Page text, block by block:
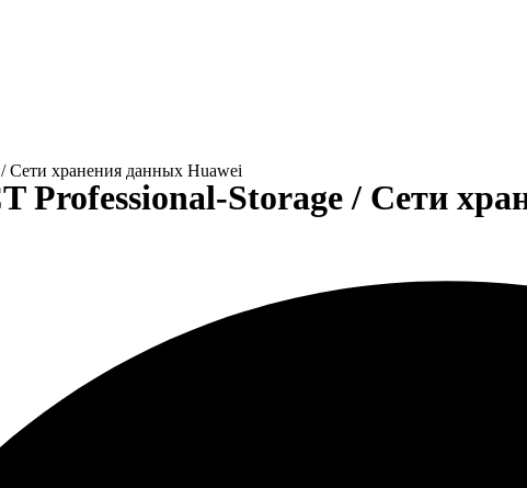
Сети хранения данных Huawei
Professional-Storage / Сети